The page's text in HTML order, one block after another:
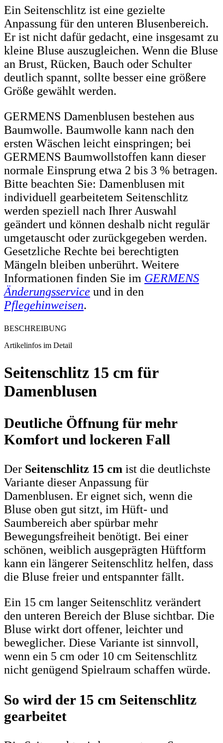
Ein Seitenschlitz ist eine gezielte
Anpassung für den unteren Blusenbereich.
Er ist nicht dafür gedacht, eine insgesamt zu
kleine Bluse auszugleichen. Wenn die Bluse
an Brust, Rücken, Bauch oder Schulter
deutlich spannt, sollte besser eine größere
Größe gewählt werden.
GERMENS Damenblusen bestehen aus
Baumwolle. Baumwolle kann nach den
ersten Wäschen leicht einspringen; bei
GERMENS Baumwollstoffen kann dieser
normale Einsprung etwa 2 bis 3 % betragen.
Bitte beachten Sie: Damenblusen mit
individuell gearbeitetem Seitenschlitz
werden speziell nach Ihrer Auswahl
geändert und können deshalb nicht regulär
umgetauscht oder zurückgegeben werden.
Gesetzliche Rechte bei berechtigten
Mängeln bleiben unberührt. Weitere
Informationen finden Sie im GERMENS
Änderungsservice und in den
Pflegehinweisen.
BESCHREIBUNG
Artikelinfos im Detail
Seitenschlitz 15 cm für
Damenblusen
Deutliche Öffnung für mehr
Komfort und lockeren Fall
Der Seitenschlitz 15 cm ist die deutlichste
Variante dieser Anpassung für
Damenblusen. Er eignet sich, wenn die
Bluse oben gut sitzt, im Hüft- und
Saumbereich aber spürbar mehr
Bewegungsfreiheit benötigt. Bei einer
schönen, weiblich ausgeprägten Hüftform
kann ein längerer Seitenschlitz helfen, dass
die Bluse freier und entspannter fällt.
Ein 15 cm langer Seitenschlitz verändert
den unteren Bereich der Bluse sichtbar. Die
Bluse wirkt dort offener, leichter und
beweglicher. Diese Variante ist sinnvoll,
wenn ein 5 cm oder 10 cm Seitenschlitz
nicht genügend Spielraum schaffen würde.
So wird der 15 cm Seitenschlitz
gearbeitet